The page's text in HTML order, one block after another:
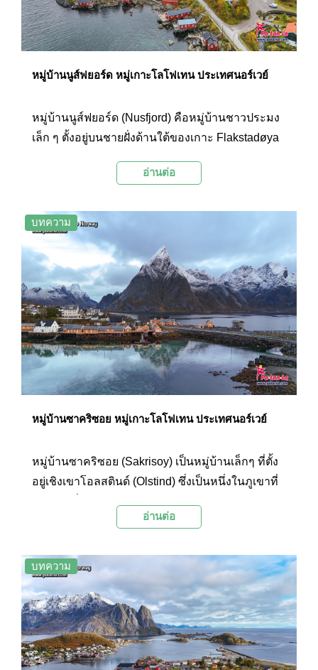
หมู่บ้านนูส์ฟยอร์ด หมู่เกาะโลโฟเทน ประเทศนอร์เวย์
หมู่บ้านนูส์ฟยอร์ด (Nusfjord) คือหมู่บ้านชาวประมง
เล็ก ๆ ตั้งอยู่บนชายฝั่งด้านใต้ของเกาะ Flakstadøya
Flakstad ของเมือง Lofoten ประเทศนอร์เวย์ หมู่บ้าน
ประมงที่สวยที่สุดในนอร์เวย์ และอาจจะเป็นหนึ่งใน
หมู่บ้านชาวประมงที่สวยที่สุดในโลกก็เป็นได้
อ่านต่อ
บทความ
หมู่บ้านซาคริซอย หมู่เกาะโลโฟเทน ประเทศนอร์เวย์
หมู่บ้านซาคริซอย (Sakrisoy) เป็นหมู่บ้านเล็กๆ ที่ตั้ง
อยู่เชิงเขาโอลสตินด์ (Olstind) ซึ่งเป็นหนึ่งในภูเขาที่
หนึ่งลักษณะที่โดดเด่นคือหมู่บ้านนี้คือ “โรบูเอ้” สี
ชาวประมงที่เรียงรายอยู่ตามริมฝั่งฟยอร์ด
อ่านต่อ
บทความ